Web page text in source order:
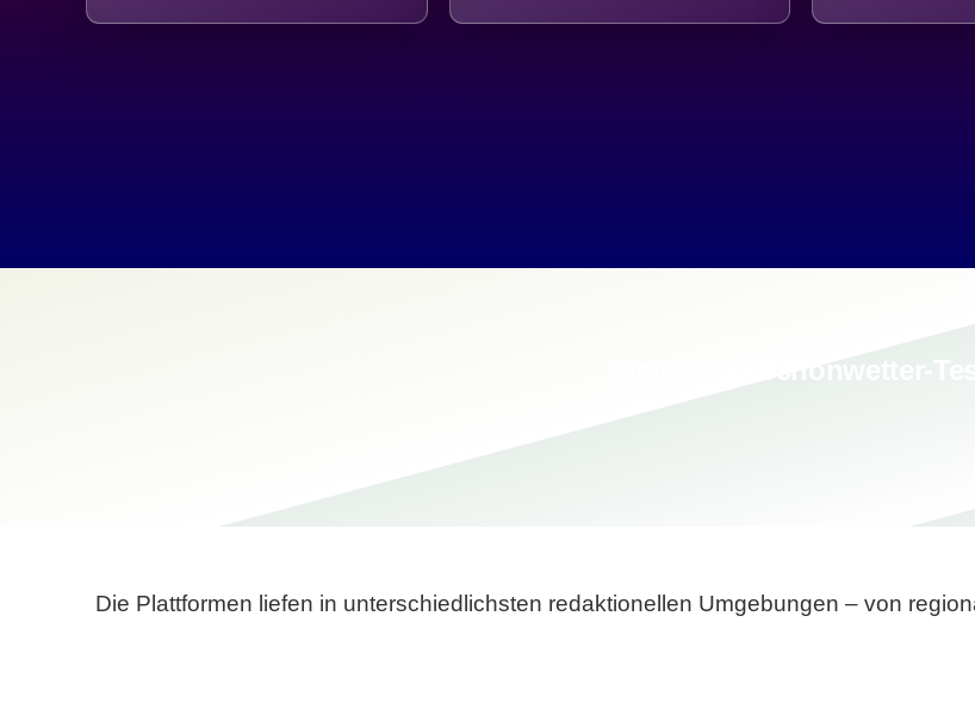
Die Plattformen liefen in unterschiedlichsten redaktionellen Umgebungen – von